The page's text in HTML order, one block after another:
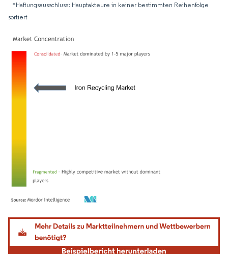
*Haftungsausschluss: Hauptakteure in keiner bestimmten Reihenfolge
sortiert
Bild © Mordor Intelligence. Wiederverwendung erfordert Namensnennung gemäß